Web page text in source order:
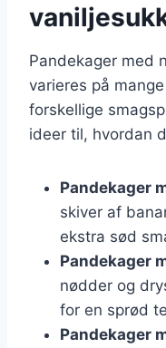
Pandekager med
varieres på
forskellige
ideer til, hvordan
Pandekager
skiver af
ekstra sød
Pandekager
nødder og
for en sprød
Pandekager